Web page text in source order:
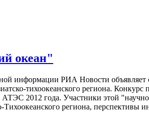
океан"
информации РИА Новости
тихоокеанского региона.
АТЭС 2012 года. Участники этой
Тихоокеанского региона, перспективы